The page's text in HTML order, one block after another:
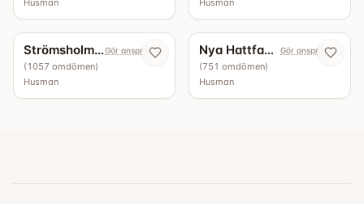
Husman
Husman
1 guide 4.4
Strömsholms marketenteriGör anspråk nu
(1057 omdömen)
Husman
10 guider 4.3
Nya Hattfabriken Gör anspråk nu
(751 omdömen)
Husman